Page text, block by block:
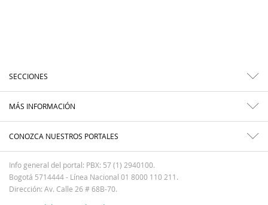
SECCIONES
MÁS INFORMACIÓN
CONOZCA NUESTROS PORTALES
Info general del portal: PBX: 57 (1) 2940100.
Bogotá 5714444 - Línea Nacional 01 8000 110 211.
Dirección: Av. Calle 26 # 68B-70.